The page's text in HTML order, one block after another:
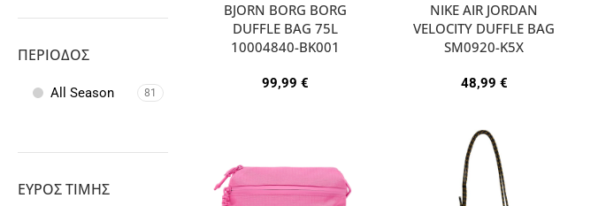
ΜΠΛΕ ΡΟΥΑ 1
ΜΩΒ 1
ΧΑΚΙ
ΠΕΡΊΟΔΟΣ
All Season 81
ΕΎΡΟΣ ΤΙΜΉΣ
BJORN BORG BORG
DUFFLE BAG 75L
10004840-BK001
99,99 €
NIKE AIR JORDAN
VELOCITY DUFFLE BAG
SM0920-K5X
48,99 €